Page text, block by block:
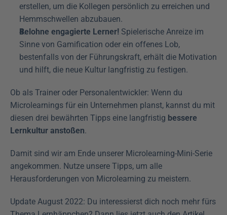
erstellen, um die Kollegen persönlich zu erreichen und
Hemmschwellen abzubauen.
Belohne engagierte Lerner! Spielerische Anreize im
Sinne von Gamification oder ein offenes Lob,
bestenfalls von der Führungskraft, erhält die Motivation
und hilft, die neue Kultur langfristig zu festigen.
Ob als Trainer oder Personalentwickler: Wenn du
Microlearnings für ein Unternehmen planst, kannst du mit
diesen drei bewährten Tipps eine langfristig bessere
Lernkultur anstoßen.
Damit sind wir am Ende unserer Microlearning-Mini-Serie
angekommen. Nutze unsere Tipps, um alle
Herausforderungen von Microlearning zu meistern.
Update August 2022: Du interessierst dich noch mehr fürs